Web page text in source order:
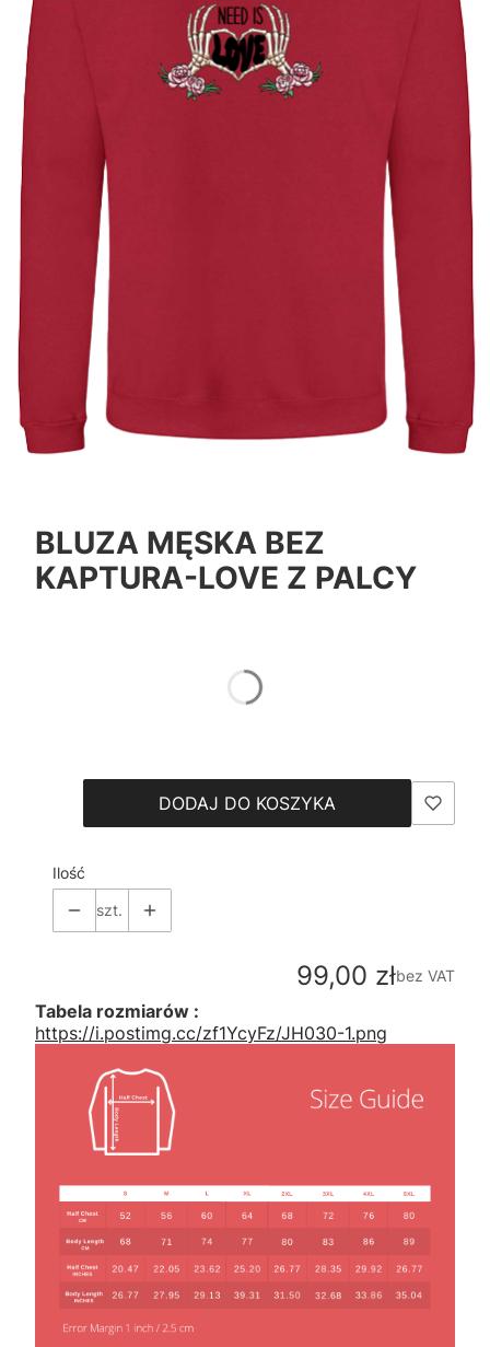
BLUZA MĘSKA BEZ
KAPTURA-LOVE Z PALCY
DODAJ DO KOSZYKA
Ilość
szt.
Cena
99,00 złbez VAT
Tabela rozmiarów :
https://i.postimg.cc/zf1YcyFz/JH030-1.png